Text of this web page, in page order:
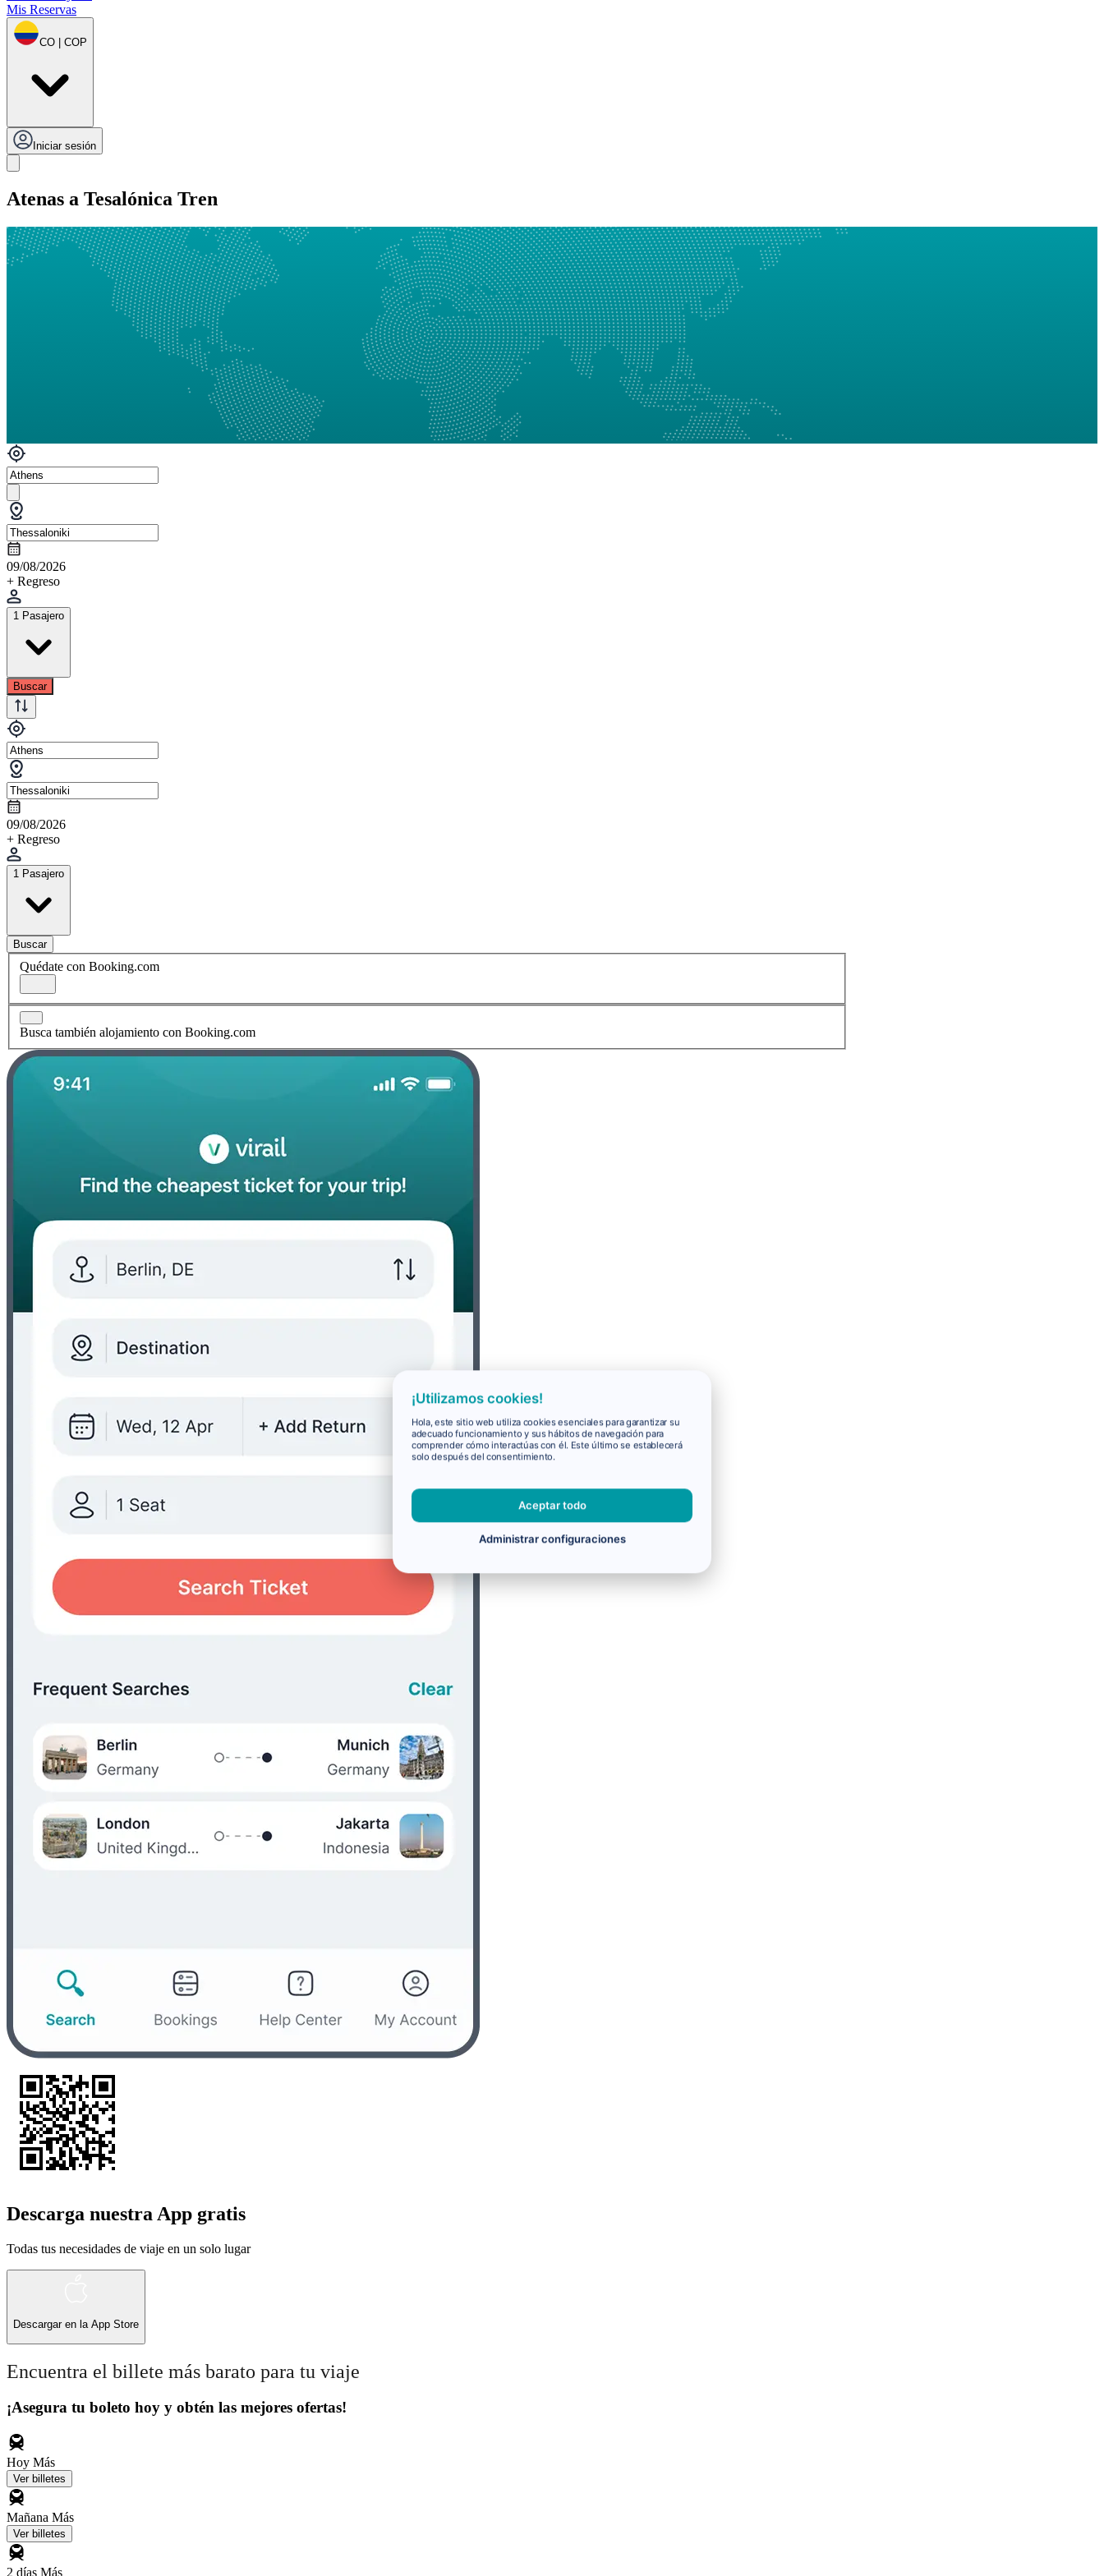
Mis Reservas
CO | COP
Iniciar sesión
Atenas a Tesalónica Tren
09/08/2026
+ Regreso
1 Pasajero
Buscar
09/08/2026
+ Regreso
1 Pasajero
Buscar
Quédate con Booking.com
Busca también alojamiento con Booking.com
Descarga nuestra App gratis
Todas tus necesidades de viaje en un solo lugar
Descargar en la App Store
Encuentra el billete más barato para tu viaje
¡Asegura tu boleto hoy y obtén las mejores ofertas!
Hoy Más
Ver billetes
Mañana Más
Ver billetes
2 días Más
¡Utilizamos cookies!
Hola, este sitio web utiliza cookies esenciales para garantizar su
adecuado funcionamiento y sus hábitos de navegación para
comprender cómo interactúas con él. Este último se establecerá
solo después del consentimiento.
Aceptar todo
Administrar configuraciones